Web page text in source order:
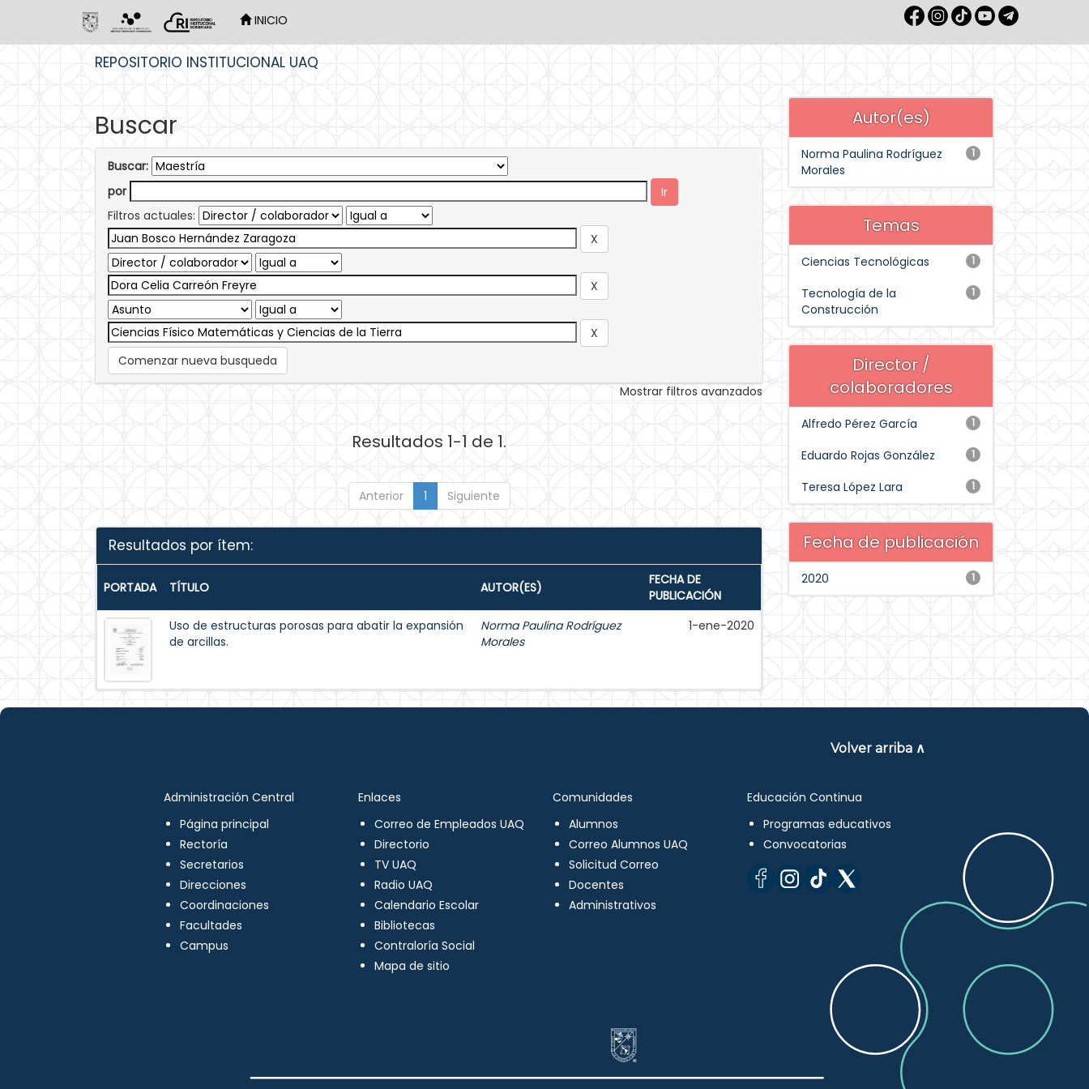
INICIO
REPOSITORIO INSTITUCIONAL UAQ
Buscar
Buscar:
por
Filtros actuales:
Comenzar nueva busqueda
Mostrar filtros avanzados
Resultados 1-1 de 1.
Anterior 1 Siguiente
Resultados por ítem:
PORTADA TÍTULO AUTOR(ES)
FECHA DE
PUBLICACIÓN
Uso de estructuras porosas para abatir la expansión
de arcillas.
Norma Paulina Rodríguez
Morales
1-ene-2020
Autor(es)
1
Norma Paulina Rodríguez
Morales
Temas
1
Ciencias Tecnológicas
1
Tecnología de la
Construcción
Director /
colaboradores
1
Alfredo Pérez García
1
Eduardo Rojas González
1
Teresa López Lara
Fecha de publicación
1
2020
Volver arriba ∧
Administración Central
Página principal
Rectoría
Secretarios
Direcciones
Coordinaciones
Facultades
Campus
Enlaces
Correo de Empleados UAQ
Directorio
TV UAQ
Radio UAQ
Calendario Escolar
Bibliotecas
Contraloría Social
Mapa de sitio
Comunidades
Alumnos
Correo Alumnos UAQ
Solicitud Correo
Docentes
Administrativos
Educación Continua
Programas educativos
Convocatorias